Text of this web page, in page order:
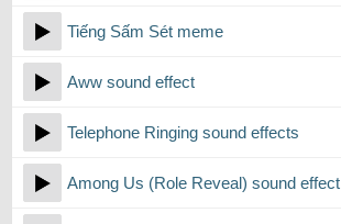
Tiếng Sấm Sét meme
Aww sound effect
Telephone Ringing sound effects
Among Us (Role Reveal) sound effect